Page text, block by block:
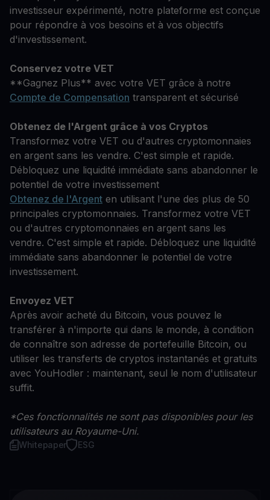
investisseur expérimenté, notre plateforme est conçue
pour répondre à vos besoins et à vos objectifs
d'investissement.
Conservez votre VET
**Gagnez Plus** avec votre VET grâce à notre
Compte de Compensation transparent et sécurisé
Obtenez de l'Argent grâce à vos Cryptos
Transformez votre VET ou d'autres cryptomonnaies
en argent sans les vendre. C'est simple et rapide.
Débloquez une liquidité immédiate sans abandonner le
potentiel de votre investissement
Obtenez de l'Argent en utilisant l'une des plus de 50
principales cryptomonnaies. Transformez votre VET
ou d'autres cryptomonnaies en argent sans les
vendre. C'est simple et rapide. Débloquez une liquidité
immédiate sans abandonner le potentiel de votre
investissement.
Envoyez VET
Après avoir acheté du Bitcoin, vous pouvez le
transférer à n'importe qui dans le monde, à condition
de connaître son adresse de portefeuille Bitcoin, ou
utiliser les transferts de cryptos instantanés et gratuits
avec YouHodler : maintenant, seul le nom d'utilisateur
suffit.
*Ces fonctionnalités ne sont pas disponibles pour les
utilisateurs au Royaume-Uni.
Whitepaper ESG